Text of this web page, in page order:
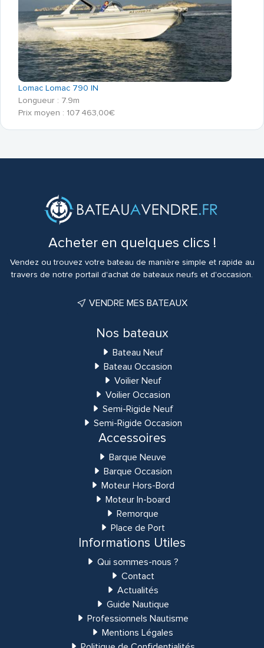
Lomac Lomac 790 IN
Longueur : 7.9m
Prix moyen : 107 463,00€
Acheter en quelques clics !
Vendez ou trouvez votre bateau de manière simple et rapide au
travers de notre portail d'achat de bateaux neufs et d'occasion.
VENDRE MES BATEAUX
Nos bateaux
Bateau Neuf
Bateau Occasion
Voilier Neuf
Voilier Occasion
Semi-Rigide Neuf
Semi-Rigide Occasion
Accessoires
Barque Neuve
Barque Occasion
Moteur Hors-Bord
Moteur In-board
Remorque
Place de Port
Informations Utiles
Qui sommes-nous ?
Contact
Actualités
Guide Nautique
Professionnels Nautisme
Mentions Légales